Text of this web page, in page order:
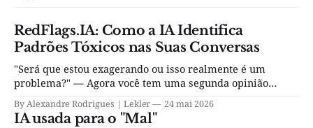
RedFlags.IA: Como a IA Identifica
Padrões Tóxicos nas Suas Conversas
"Será que estou exagerando ou isso realmente é um
problema?" — Agora você tem uma segunda opinião
objetiva, por R$ 4,90.
By Alexandre Rodrigues | Lekler 24 mai 2026
IA usada para o "Mal"